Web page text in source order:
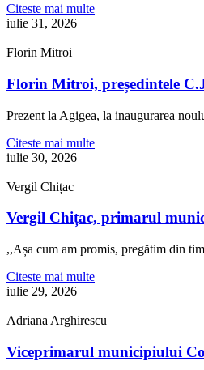
Citeste mai multe
iulie 31, 2026
Florin Mitroi
Florin Mitroi, președintele
Prezent la Agigea, la inaugurarea
Citeste mai multe
iulie 30, 2026
Vergil Chițac
Vergil Chițac, primarul
,,Așa cum am promis, pregătim din
Citeste mai multe
iulie 29, 2026
Adriana Arghirescu
Viceprimarul municipiului